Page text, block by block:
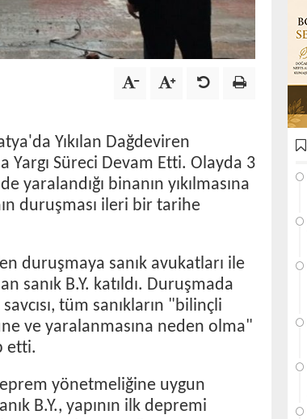
Yıkılan Dağdeviren
Yargı Süreci Devam Etti. Olayda 3
yaralandığı binanın yıkılmasına
duruşması ileri bir tarihe
duruşmaya sanık avukatları ile
sanık B.Y. katıldı. Duruşmada
tüm sanıkların "bilinçli
ve yaralanmasına neden olma"
etti.
yönetmeliğine uygun
B.Y., yapının ilk depremi